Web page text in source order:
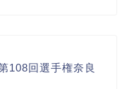
108回選手権奈良